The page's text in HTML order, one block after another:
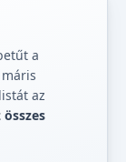
a
az
összes